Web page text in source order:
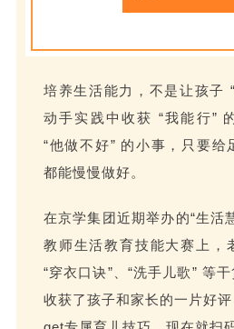
培养生活能力，不是让孩子
动手实践中收获 “我能行”
“他做不好” 的小事，只要给
都能慢慢做好。
在京学集团近期举办的“生活
教师生活教育技能大赛上，
“穿衣口诀”、“洗手儿歌” 等
收获了孩子和家长的一片好评